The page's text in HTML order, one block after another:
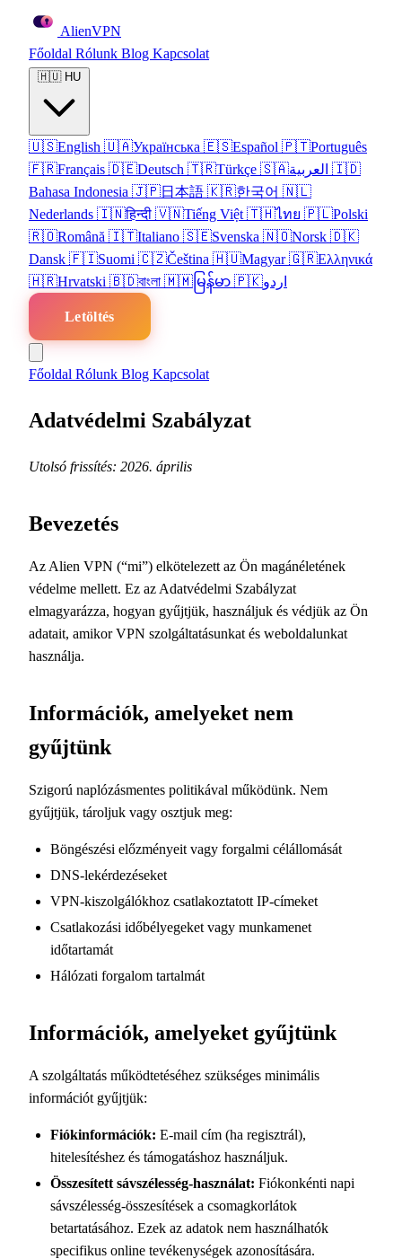
AlienVPN
Főoldal Rólunk Blog Kapcsolat
🇭🇺 HU
🇺🇸English 🇺🇦Українська 🇪🇸Español 🇵🇹Português
🇫🇷Français 🇩🇪Deutsch 🇹🇷Türkçe 🇸🇦
🇮🇩
Bahasa Indonesia 🇯🇵日本語 🇰🇷한국어 🇳🇱
Nederlands 🇮🇳हिन्दी 🇻🇳Tiếng Việt 🇹🇭ไทย 🇵🇱Polski
🇷🇴Română 🇮🇹Italiano 🇸🇪Svenska 🇳🇴Norsk 🇩🇰
Dansk 🇫🇮Suomi 🇨🇿Čeština 🇭🇺Magyar🇬🇷Ελληνικά
🇭🇷Hrvatski 🇧🇩বাংলা 🇲🇲 မြန်မာ 🇵🇰اردو
Letöltés
Főoldal Rólunk Blog Kapcsolat
Adatvédelmi Szabályzat
Utolsó frissítés: 2026. április
Bevezetés
Az Alien VPN (“mi”) elkötelezett az Ön magánéletének
védelme mellett. Ez az Adatvédelmi Szabályzat
elmagyarázza, hogyan gyűjtjük, használjuk és védjük az Ön
adatait, amikor VPN szolgáltatásunkat és weboldalunkat
használja.
Információk, amelyeket nem
gyűjtünk
Szigorú naplózásmentes politikával működünk. Nem
gyűjtjük, tároljuk vagy osztjuk meg:
Böngészési előzményeit vagy forgalmi célállomását
DNS-lekérdezéseket
VPN-kiszolgálókhoz csatlakoztatott IP-címeket
Csatlakozási időbélyegeket vagy munkamenet
időtartamát
Hálózati forgalom tartalmát
Információk, amelyeket gyűjtünk
A szolgáltatás működtetéséhez szükséges minimális
információt gyűjtjük:
Fiókinformációk: E-mail cím (ha regisztrál),
hitelesítéshez és támogatáshoz használjuk.
Összesített sávszélesség-használat: Fiókonkénti napi
sávszélesség-összesítések a csomagkorlátok
betartatásához. Ezek az adatok nem használhatók
specifikus online tevékenységek azonosítására.